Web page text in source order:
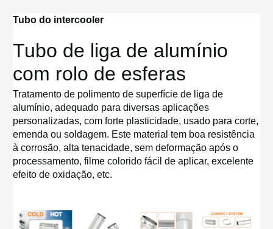
Tubo do intercooler
Tubo de liga de alumínio
com rolo de esferas
Tratamento de polimento de superfície de liga de
alumínio, adequado para diversas aplicações
personalizadas, com forte plasticidade, usado para corte,
emenda ou soldagem. Este material tem boa resistência
à corrosão, alta tenacidade, sem deformação após o
processamento, filme colorido fácil de aplicar, excelente
efeito de oxidação, etc.